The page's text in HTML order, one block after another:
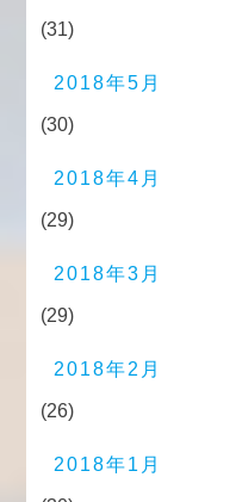
(31)
2018年5月
(30)
2018年4月
(29)
2018年3月
(29)
2018年2月
(26)
2018年1月